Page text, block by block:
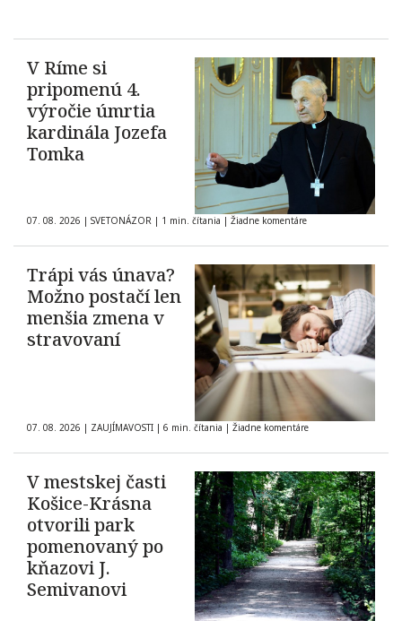
V Ríme si
pripomenú 4.
výročie úmrtia
kardinála Jozefa
Tomka
07. 08. 2026 | SVETONÁZOR | 1 min. čítania | Žiadne komentáre
Trápi vás únava?
Možno postačí len
menšia zmena v
stravovaní
07. 08. 2026 | ZAUJÍMAVOSTI | 6 min. čítania | Žiadne komentáre
V mestskej časti
Košice-Krásna
otvorili park
pomenovaný po
kňazovi J.
Semivanovi